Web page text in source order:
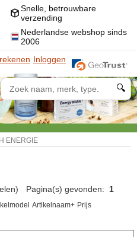
Snelle, betrouwbare
verzending
Nederlandse webshop sinds
2006
Inloggen
🔍
ENERGIE
Pagina(s) gevonden: 1
Artikelnaam+ Prijs